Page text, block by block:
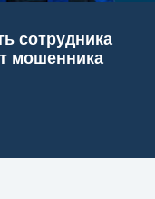
сотрудника
мошенника